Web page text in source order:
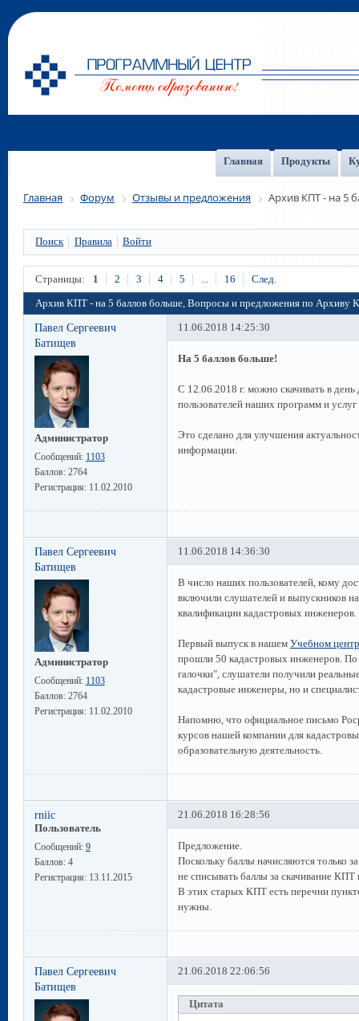
Главная Продукты
Главная Форум Отзывы и предложения Архив КПТ - на 5
Поиск Правила Войти
Страницы: 1 2 3 4 5 16 След.
Архив КПТ - на 5 баллов больше, Вопросы и предложения по Архиву
Павел Сергеевич
Батищев
Администратор
Сообщений: 1103
Баллов: 2764
Регистрация: 11.02.2010
11.06.2018 14:25:30
На 5 баллов больше!
С 12.06.2018 г. можно скачивать в
пользователей наших программ и
Это сделано для улучшения
информации.
Павел Сергеевич
Батищев
Администратор
Сообщений: 1103
Баллов: 2764
Регистрация: 11.02.2010
11.06.2018 14:36:30
В число наших пользователей, кому
включили слушателей и выпускников
квалификации кадастровых инженеров.
Первый выпуск в нашем Учебном
прошли 50 кадастровых инженеров.
галочки", слушатели получили
кадастровые инженеры, но и
Напомню, что официальное письмо
курсов нашей компании для
образовательную деятельность.
rniic
Пользователь
Сообщений: 9
Баллов: 4
Регистрация: 13.11.2015
21.06.2018 16:28:56
Предложение.
Поскольку баллы начисляются только
не списывать баллы за скачивание
В этих старых КПТ есть перечни
нужны.
Павел Сергеевич
Батищев
21.06.2018 22:06:56
Цитата